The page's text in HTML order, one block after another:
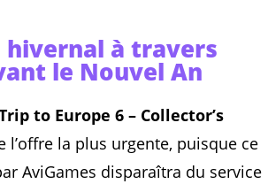
hivernal à travers
le Nouvel An
to Europe 6 – Collector’s
l’offre la plus urgente, puisque ce
AviGames disparaîtra du service